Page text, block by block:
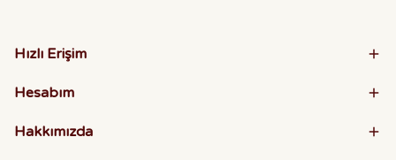
Hızlı Erişim
Hesabım
Hakkımızda